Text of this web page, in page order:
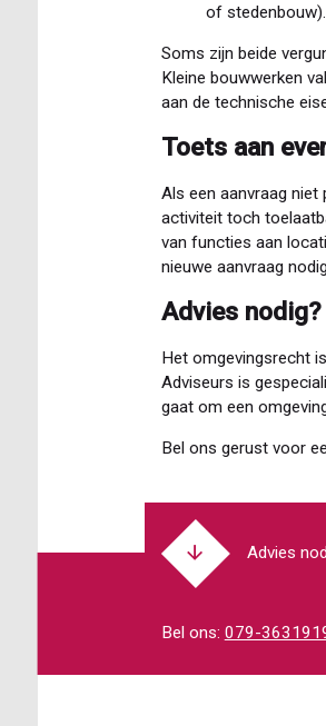
of stedenbouw).
Soms zijn beide
Kleine bouwwerken
aan de technische
Toets aan
Als een aanvraag
activiteit toch
van functies aan
nieuwe aanvraag
Advies nodig?
Het omgevingsrecht
Adviseurs is
gaat om een
Bel ons gerust voor
Advies
Bel ons: 079-